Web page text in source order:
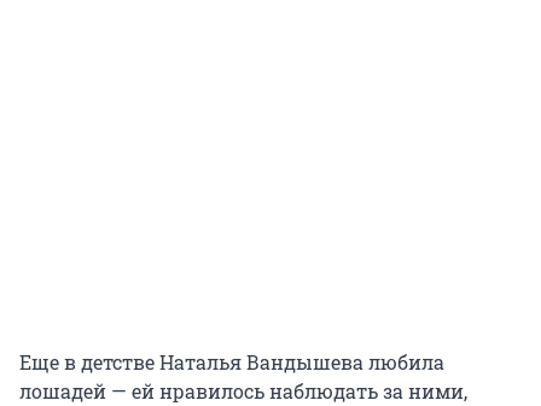
Еще в детстве Наталья Вандышева любила
лошадей — ей нравилось наблюдать за ними,